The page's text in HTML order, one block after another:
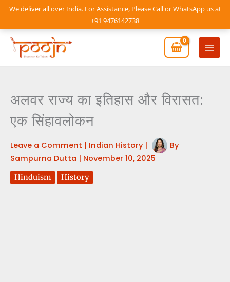
We deliver all over India. For Assistance, Please Call or WhatsApp us at
+91 9476142738
Skip
content
Main
अलवर राज्य का इतिहास और विरासत:
एक सिंहावलोकन
Leave a Comment | Indian History|
By
Sampurna Dutta | November 10, 2025
Hinduism History